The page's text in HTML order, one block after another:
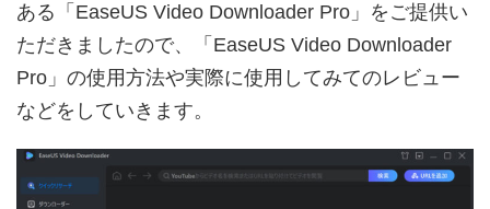
ある「EaseUS Video Downloader Pro」をご提供い
ただきましたので、「EaseUS Video Downloader
Pro」の使用方法や実際に使用してみてのレビュー
などをしていきます。